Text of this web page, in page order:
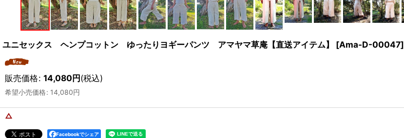
ユニセックス ヘンプコットン ゆったりヨギーパンツ アマヤマ草庵【直送アイテム】 [Ama-D-00047]
販売価格: 14,080円(税込)
希望小売価格: 14,080円
△
Facebookでシェア